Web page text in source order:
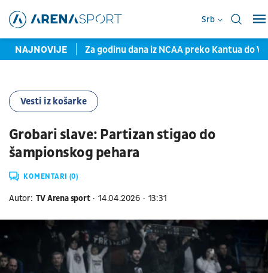
Srb
NAJNOVIJE
Partizana Za godinu dana iz NCAA preko Kantua do
Vesti iz košarke
Grobari slave: Partizan stigao do
šampionskog pehara
KOMENTARI (0)
Autor: TV Arena sport 14.04.2026 13:31